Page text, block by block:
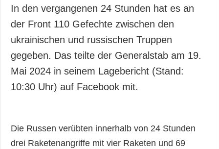
Politik
Wirtschaft
Militär
Gesellschaft und
Kultur
Kriminalität
Vertraulichkeit
und zum Schutz
Daten
ZUSÄTZLICH LEISTUNGEN
In den vergangenen 24 Stunden hat es an
der Front 110 Gefechte zwischen den
ukrainischen und russischen Truppen
gegeben. Das teilte der Generalstab am 19.
Mai 2024 in seinem Lagebericht (Stand:
10:30 Uhr) auf Facebook mit.
Die Russen verübten innerhalb von 24 Stunden
drei Raketenangriffe mit vier Raketen und 69